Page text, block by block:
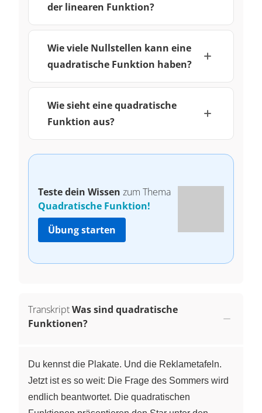
der linearen Funktion?
Wie viele Nullstellen kann eine
quadratische Funktion haben?
Wie sieht eine quadratische
Funktion aus?
Teste dein Wissen zum Thema
Quadratische Funktion!
Übung starten
TranskriptWas sind quadratische
Funktionen?
Du kennst die Plakate. Und die Reklametafeln.
Jetzt ist es so weit: Die Frage des Sommers wird
endlich beantwortet. Die quadratischen